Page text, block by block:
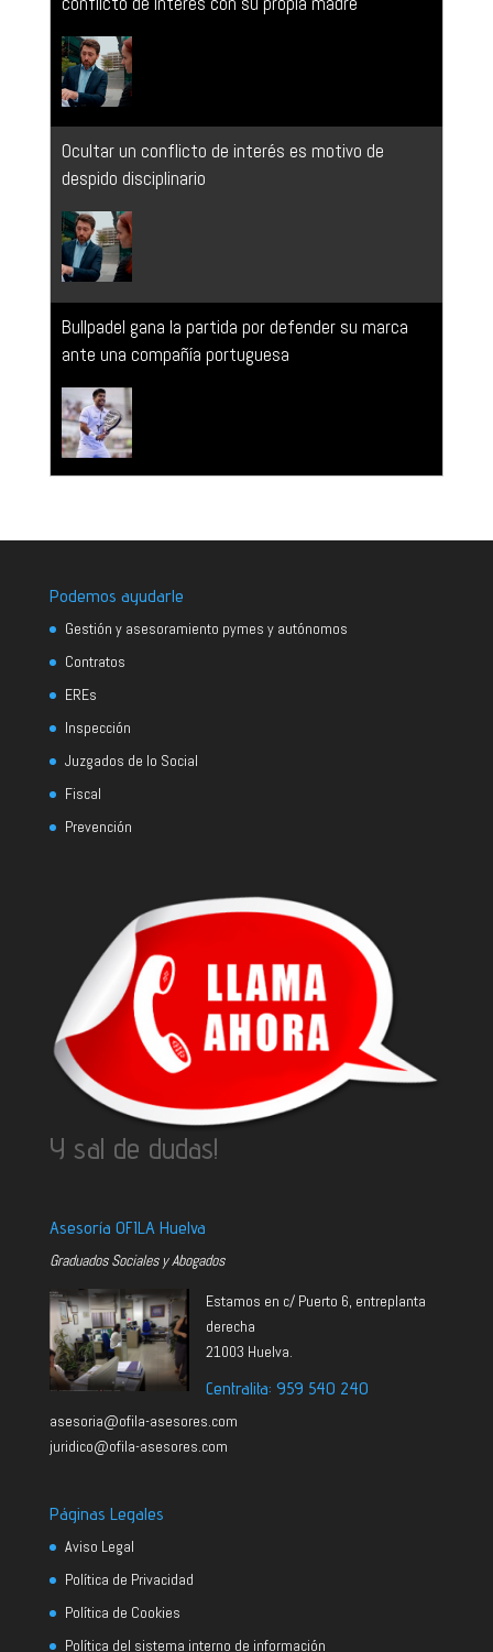
Ocultar un conflicto de interés es motivo de
despido disciplinario
Bullpadel gana la partida por defender su marca
ante una compañía portuguesa
Podemos ayudarle
Gestión y asesoramiento pymes y autónomos
Contratos
EREs
Inspección
Juzgados de lo Social
Fiscal
Prevención
Y sal de dudas!
Asesoría OFILA Huelva
Graduados Sociales y Abogados
Estamos en c/ Puerto 6, entreplanta
derecha
21003 Huelva.
Centralita: 959 540 240
asesoria@ofila-asesores.com
juridico@ofila-asesores.com
Páginas Legales
Aviso Legal
Política de Privacidad
Política de Cookies
Política del sistema interno de información